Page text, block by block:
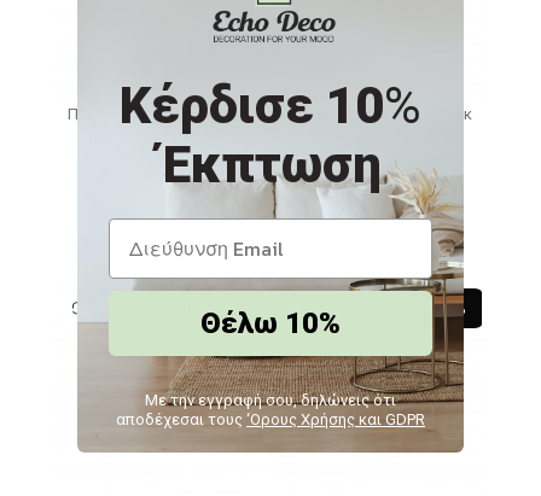
ES-KND130K6
Πιάτο Sky Step ρηχό σετ των έξι τεμαχίων 21 εκ
117,60€ 105,84€
-10 %
Κέρδισε 10%
Έκπτωση
Θέλω 10%
Με την εγγραφή σου, δηλώνεις ότι
αποδέχεσαι τους ‘Ορους Χρήσης και GDPR